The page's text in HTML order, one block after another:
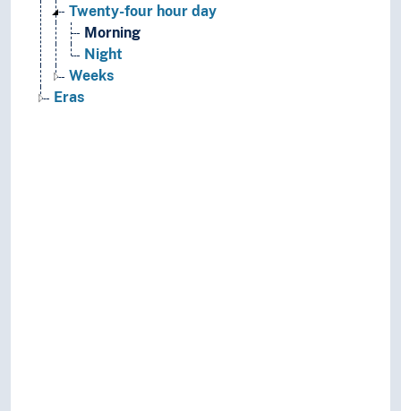
Twenty-four hour day
Morning
Night
Weeks
Eras